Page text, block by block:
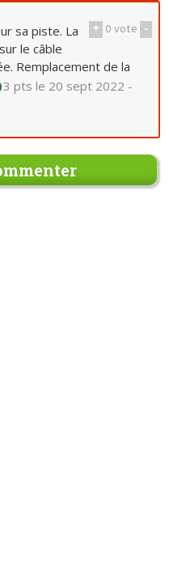
+ 0vote -
sa piste. La
le câble
Remplacement de la
3 ptsle 20 sept 2022 -